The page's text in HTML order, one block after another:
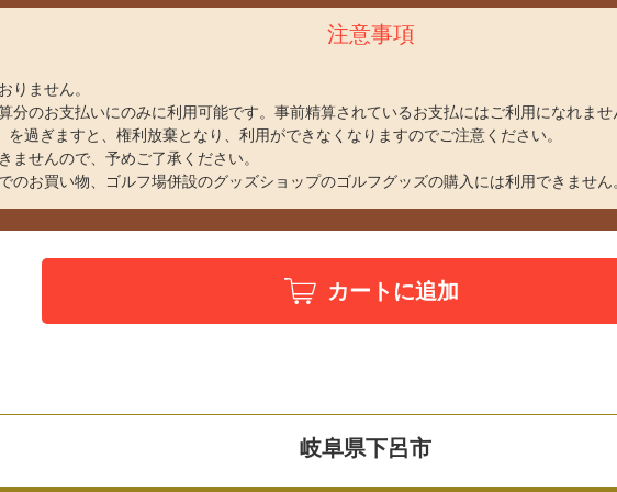
注意事項
りません。
分のお支払いにのみに利用可能です。事前精算されているお支払にはご利用になれませ
を過ぎますと、権利放棄となり、利用ができなくなりますのでご注意ください。
ませんので、予めご了承ください。
のお買い物、ゴルフ場併設のグッズショップのゴルフグッズの購入には利用できません
カートに追加
岐阜県下呂市